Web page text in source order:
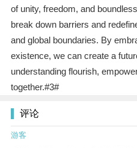
of unity, freedom, and
break down barriers and
and global boundaries. By
existence, we can create a
understanding flourish,
together.#3#
评论
游客